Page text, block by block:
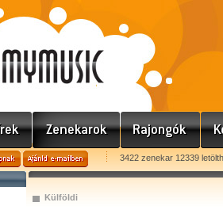
3422 zenekar 12339
Külföldi